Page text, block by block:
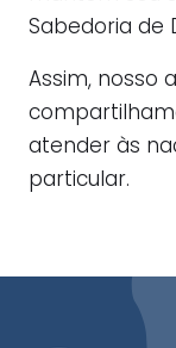
Sabedoria de
Assim, nosso
atender às
particular.